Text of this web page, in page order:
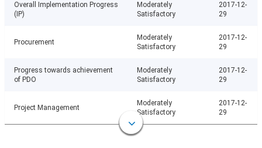
Overall Implementation Progress
(IP)
Moderately
Satisfactory
2017-12-
29
Procurement
Moderately
Satisfactory
2017-12-
29
Progress towards achievement
of PDO
Moderately
Satisfactory
2017-12-
29
Project Management
Moderately
Satisfactory
2017-12-
29